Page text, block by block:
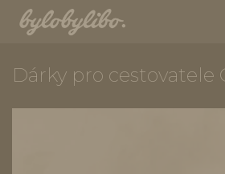
Dárky pro cestovatele